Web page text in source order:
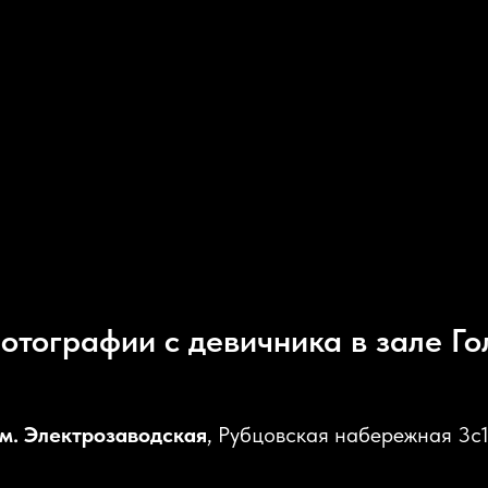
с девичника в зале
м. Электрозаводская, Рубцовская набережная 3с1